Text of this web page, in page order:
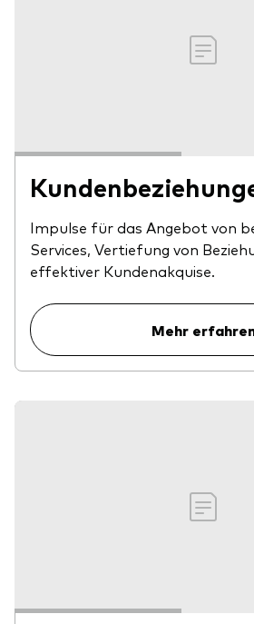
Impulse für das Angebot von
Services, Vertiefung von
effektiver Kundenakquise.
Mehr